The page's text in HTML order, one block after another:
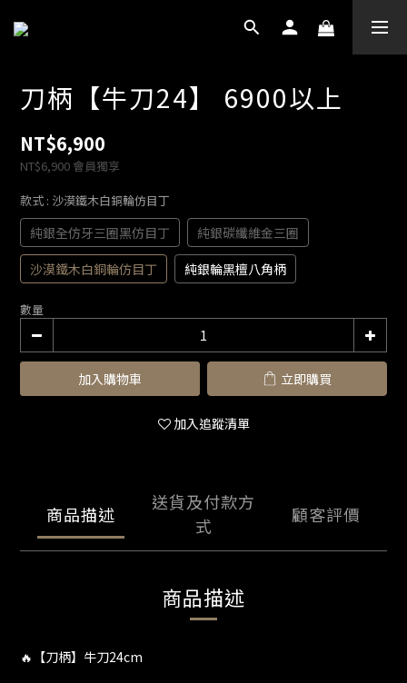
刀柄【牛刀24】 6900以上
NT$6,900
NT$6,900 會員獨享
款式 : 沙漠鐵木白銅輪仿目丁
純銀全仿牙三圈黑仿目丁
純銀碳纖維金三圈
沙漠鐵木白銅輪仿目丁
純銀輪黑檀八角柄
數量
加入購物車 立即購買
加入追蹤清單
商品描述
送貨及付款方
式
顧客評價
商品描述
🔥【刀柄】牛刀24cm